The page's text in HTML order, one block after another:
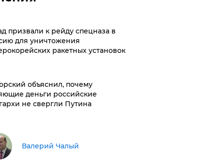
призвали к рейду спецназа в
для уничтожения
ракетных установок
объяснил, почему
деньги российские
не свергли Путина
Валерий Чалый